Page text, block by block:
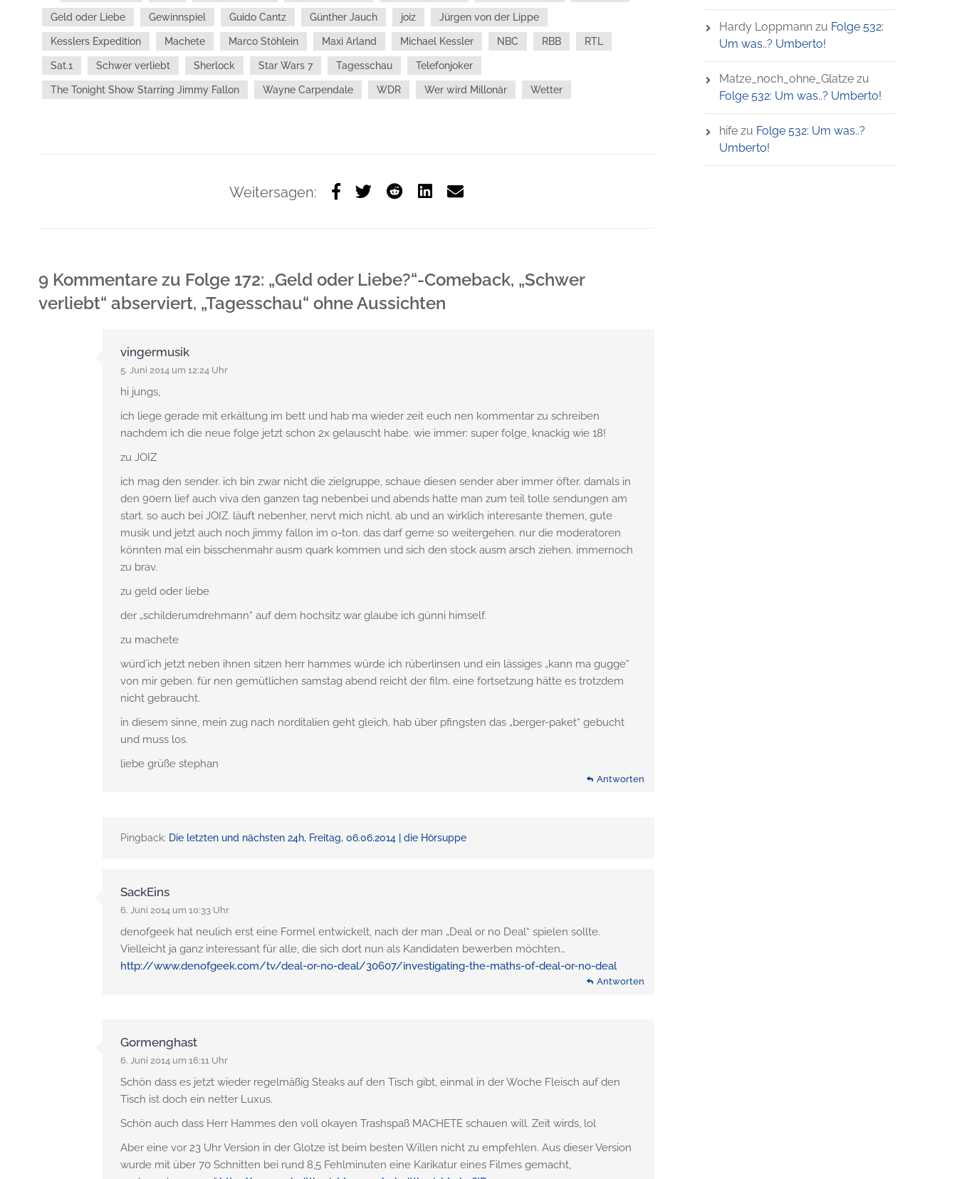
Geld oder Liebe Gewinnspiel Guido Cantz Günther Jauch joiz Jürgen von der Lippe
Kesslers Expedition Machete Marco Stöhlein Maxi Arland Michael Kessler NBC RBB RTL
Sat.1 Schwer verliebt Sherlock Star Wars 7 Tagesschau Telefonjoker
The Tonight Show Starring Jimmy Fallon Wayne Carpendale WDR Wer wird Millonär Wetter
Weitersagen:
9 Kommentarezu Folge 172: „Geld oder Liebe?“-Comeback, „Schwer
verliebt“ abserviert, „Tagesschau“ ohne Aussichten
vingermusik
5. Juni 2014 um 12:24 Uhr
hi jungs,
ich liege gerade mit erkältung im bett und hab ma wieder zeit euch nen kommentar zu schreiben
nachdem ich die neue folge jetzt schon 2x gelauscht habe. wie immer: super folge, knackig wie 18!
zu JOIZ
ich mag den sender. ich bin zwar nicht die zielgruppe, schaue diesen sender aber immer öfter. damals in
den 90ern lief auch viva den ganzen tag nebenbei und abends hatte man zum teil tolle sendungen am
start. so auch bei JOIZ. läuft nebenher, nervt mich nicht. ab und an wirklich interesante themen, gute
musik und jetzt auch noch jimmy fallon im o-ton. das darf gerne so weitergehen. nur die moderatoren
könnten mal ein bisschenmahr ausm quark kommen und sich den stock ausm arsch ziehen. immernoch
zu brav.
zu geld oder liebe
der „schilderumdrehmann“ auf dem hochsitz war glaube ich günni himself.
zu machete
würd´ich jetzt neben ihnen sitzen herr hammes würde ich rüberlinsen und ein lässiges „kann ma gugge“
von mir geben. für nen gemütlichen samstag abend reicht der film. eine fortsetzung hätte es trotzdem
nicht gebraucht.
in diesem sinne, mein zug nach norditalien geht gleich. hab über pfingsten das „berger-paket“ gebucht
und muss los.
liebe grüße stephan
Antworten
Pingback: Die letzten und nächsten 24h, Freitag, 06.06.2014 | die Hörsuppe
SackEins
6. Juni 2014 um 10:33 Uhr
denofgeek hat neulich erst eine Formel entwickelt, nach der man „Deal or no Deal“ spielen sollte.
Vielleicht ja ganz interessant für alle, die sich dort nun als Kandidaten bewerben möchten…
http://www.denofgeek.com/tv/deal-or-no-deal/30607/investigating-the-maths-of-deal-or-no-deal
Antworten
Gormenghast
6. Juni 2014 um 16:11 Uhr
Schön dass es jetzt wieder regelmäßig Steaks auf den Tisch gibt, einmal in der Woche Fleisch auf den
Tisch ist doch ein netter Luxus.
Schön auch dass Herr Hammes den voll okayen Trashspaß MACHETE schauen will. Zeit wirds, lol
Aber eine vor 23 Uhr Version in der Glotze ist beim besten Willen nicht zu empfehlen. Aus dieser Version
wurde mit über 70 Schnitten bei rund 8,5 Fehlminuten eine Karikatur eines Filmes gemacht,
Hardy Loppmannzu Folge 532:
Um was..? Umberto!
Matze_noch_ohne_Glatzezu
Folge 532: Um was..? Umberto!
hifezu Folge 532: Um was..?
Umberto!